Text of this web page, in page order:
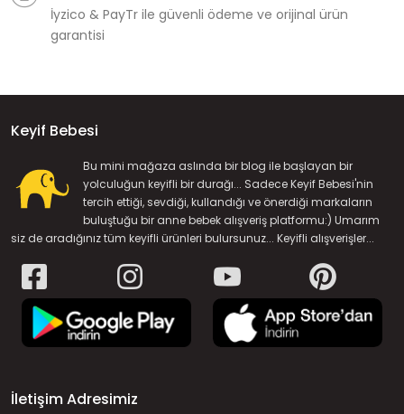
İyzico & PayTr ile güvenli ödeme ve orijinal ürün
garantisi
Keyif Bebesi
Bu mini mağaza aslında bir blog ile başlayan bir
yolculuğun keyifli bir durağı... Sadece Keyif Bebesi'nin
tercih ettiği, sevdiği, kullandığı ve önerdiği markaların
buluştuğu bir anne bebek alışveriş platformu:) Umarım
siz de aradığınız tüm keyifli ürünleri bulursunuz... Keyifli alışverişler...
İletişim Adresimiz